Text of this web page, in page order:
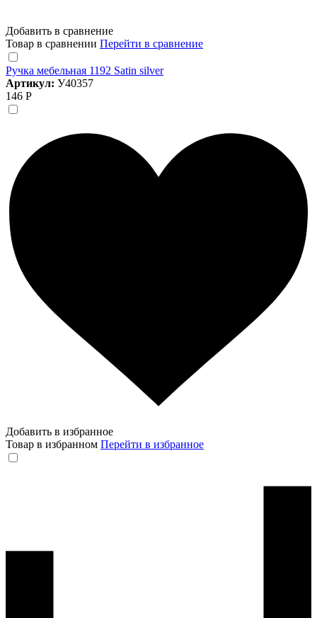
Добавить в сравнение
Товар в сравнении Перейти в сравнение
Ручка мебельная 1192 Satin silver
Артикул: У40357
146 Р
Добавить в избранное
Товар в избранном Перейти в избранное